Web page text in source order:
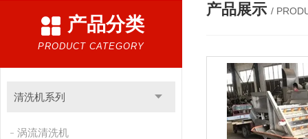
产品分类
PRODUCT CATEGORY
清洗机系列
涡流清洗机
产品展示 /